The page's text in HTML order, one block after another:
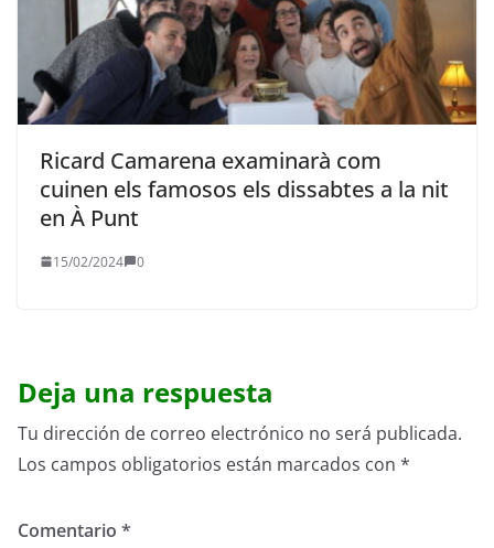
Ricard Camarena examinarà com
cuinen els famosos els dissabtes a la nit
en À Punt
15/02/2024 0
Deja una respuesta
Tu dirección de correo electrónico no será publicada.
Los campos obligatorios están marcados con *
Comentario *